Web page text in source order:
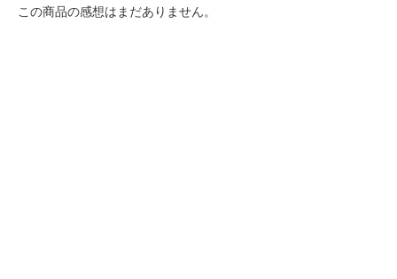
この商品の感想はまだありません。